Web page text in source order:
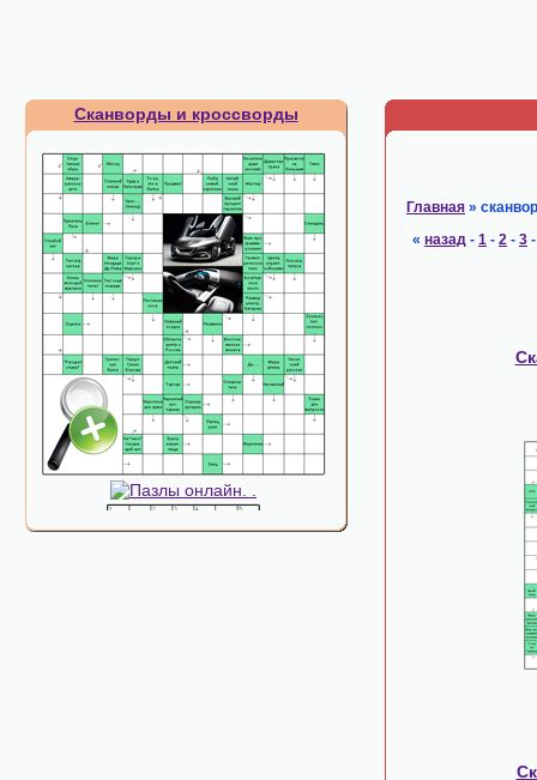
Сканворды и кроссворды
Главная »
« назад - 1 - 2 - 3